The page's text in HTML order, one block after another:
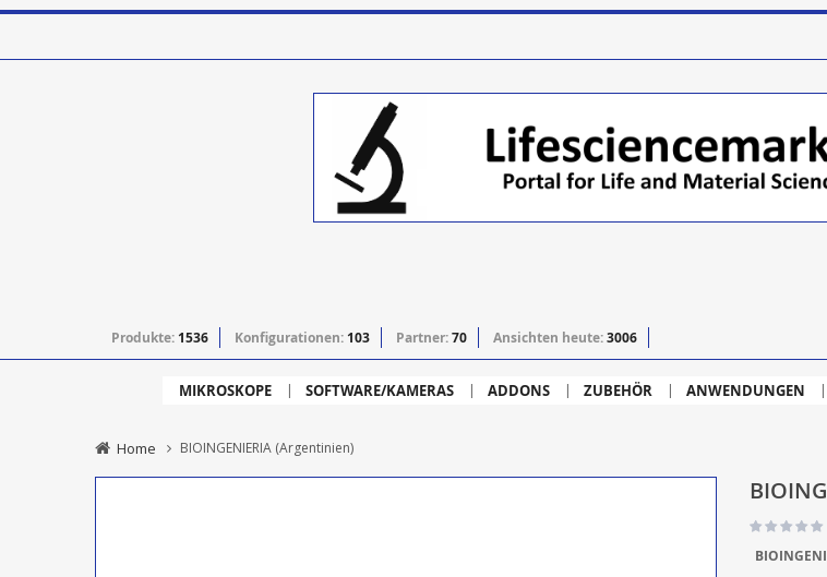
Produkte: 1536 Konfigurationen: 103 Partner:70 Ansichten heute:3006
MIKROSKOPE SOFTWARE/KAMERAS ADDONS ZUBEHÖR ANWENDUNGEN
Home BIOINGENIERIA (Argentinien)